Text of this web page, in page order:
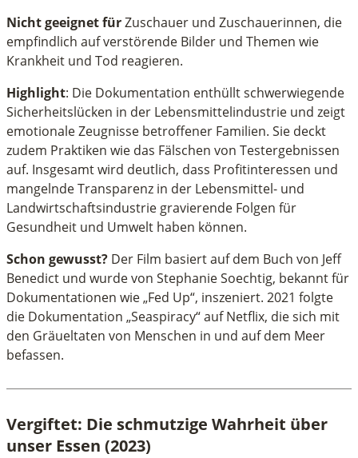
Nicht geeignet fürZuschauer und Zuschauerinnen, die
empfindlich auf verstörende Bilder und Themen wie
Krankheit und Tod reagieren.
Highlight: Die Dokumentation enthüllt schwerwiegende
Sicherheitslücken in der Lebensmittelindustrie und zeigt
emotionale Zeugnisse betroffener Familien. Sie deckt
zudem Praktiken wie das Fälschen von Testergebnissen
auf. Insgesamt wird deutlich, dass Profitinteressen und
mangelnde Transparenz in der Lebensmittel- und
Landwirtschaftsindustrie gravierende Folgen für
Gesundheit und Umwelt haben können.
Schon gewusst? Der Film basiert auf dem Buch von Jeff
Benedict und wurde von Stephanie Soechtig, bekannt für
Dokumentationen wie „Fed Up“, inszeniert. 2021 folgte
die Dokumentation „Seaspiracy“ auf Netflix, die sich mit
den Gräueltaten von Menschen in und auf dem Meer
befassen.
Vergiftet: Die schmutzige Wahrheit über
unser Essen (2023)